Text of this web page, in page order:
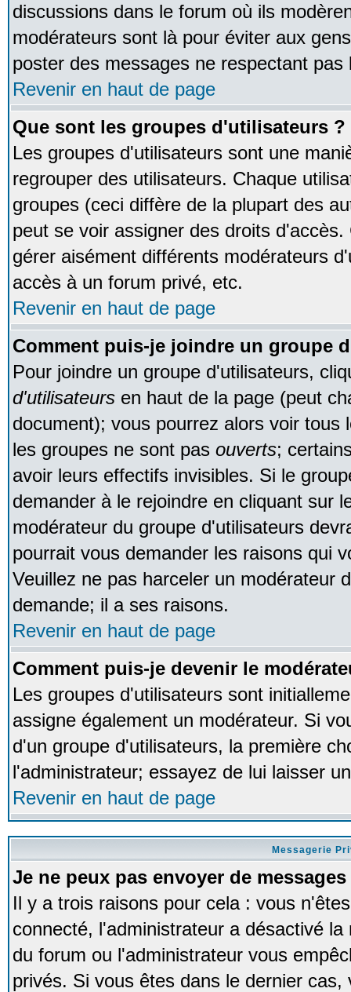
discussions dans le forum où ils
modérateurs sont là pour éviter aux
poster des messages ne respectant pas
Revenir en haut de page
Que sont les groupes d'utilisateurs ?
Les groupes d'utilisateurs sont une
regrouper des utilisateurs. Chaque
groupes (ceci diffère de la plupart des
peut se voir assigner des droits
gérer aisément différents modérateurs
accès à un forum privé, etc.
Revenir en haut de page
Comment puis-je joindre un groupe
Pour joindre un groupe d'utilisateurs,
d'utilisateurs en haut de la page (peut
document); vous pourrez alors voir tous
les groupes ne sont pas ouverts;
avoir leurs effectifs invisibles. Si le
demander à le rejoindre en cliquant sur
modérateur du groupe d'utilisateurs
pourrait vous demander les raisons qui
Veuillez ne pas harceler un modérateur
demande; il a ses raisons.
Revenir en haut de page
Comment puis-je devenir le
Les groupes d'utilisateurs sont
assigne également un modérateur. Si
d'un groupe d'utilisateurs, la première
l'administrateur; essayez de lui laisser
Revenir en haut de page
Messagerie
Je ne peux pas envoyer de
Il y a trois raisons pour cela : vous
connecté, l'administrateur a désactivé
du forum ou l'administrateur vous
privés. Si vous êtes dans le dernier